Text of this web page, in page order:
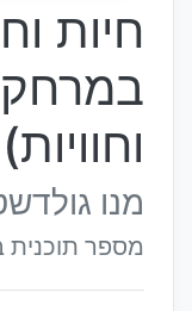
חיות
במרחק
וחוויות)
מנו
מספר תוכנית